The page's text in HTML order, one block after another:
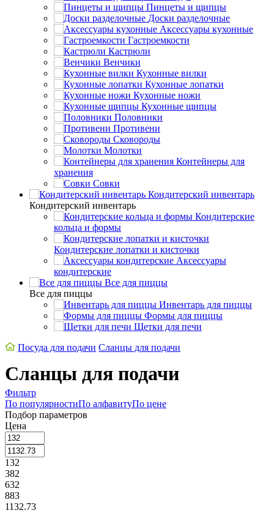
Пинцеты и щипцы
Доски разделочные
Аксессуары кухонные
Гастроемкости
Кастрюли
Венчики
Кухонные вилки
Кухонные лопатки
Кухонные ножи
Кухонные щипцы
Половники
Противени
Сковороды
Молотки
Контейнеры для
хранения
Совки
Кондитерский инвентарь
Кондитерский инвентарь
Кондитерские
кольца и формы
Кондитерские лопатки и кисточки
Аксессуары
кондитерские
Все для пиццы
Все для пиццы
Инвентарь для пиццы
Формы для пиццы
Щетки для печи
Посуда для подачи Сланцы для подачи
Сланцы для подачи
Фильтр
По популярностиПо алфавитуПо цене
Подбор параметров
Цена
132
382
632
883
1132.73